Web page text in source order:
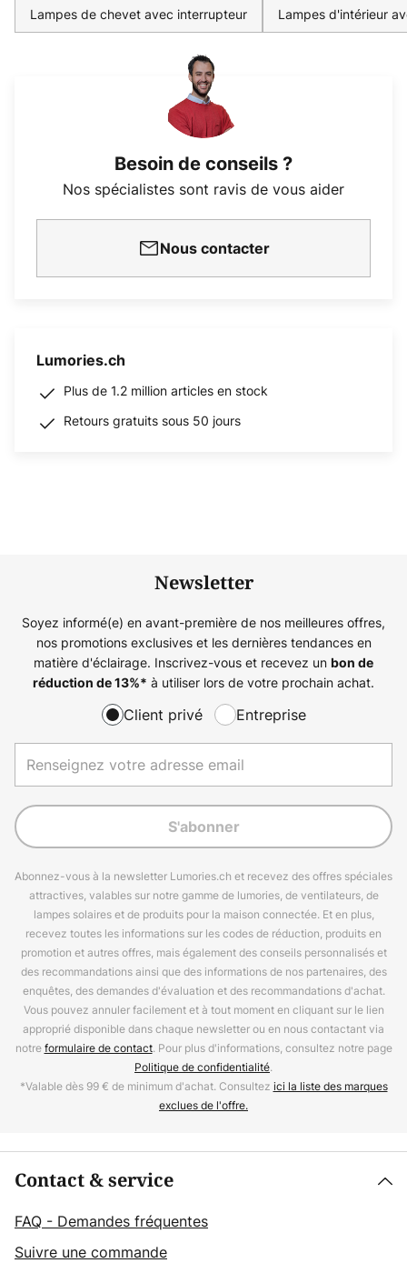
Lampes de chevet avec interrupteur Lampes d'intérieur
Besoin de conseils ?
Nos spécialistes sont ravis de vous aider
Nous contacter
Lumories.ch
Plus de 1.2 million articles en stock
Retours gratuits sous 50 jours
Newsletter
Soyez informé(e) en avant-première de nos meilleures offres,
nos promotions exclusives et les dernières tendances en
matière d'éclairage. Inscrivez-vous et recevez un bon de
réduction de13%* à utiliser lors de votre prochain achat.
Client privé Entreprise
S'abonner
Abonnez-vous à la newsletter Lumories.ch et recevez des offres spéciales
attractives, valables sur notre gamme de lumories, de ventilateurs, de
lampes solaires et de produits pour la maison connectée. Et en plus,
recevez toutes les informations sur les codes de réduction, produits en
promotion et autres offres, mais également des conseils personnalisés et
des recommandations ainsi que des informations de nos partenaires, des
enquêtes, des demandes d'évaluation et des recommandations d'achat.
Vous pouvez annuler facilement et à tout moment en cliquant sur le lien
approprié disponible dans chaque newsletter ou en nous contactant via
notreformulaire de contact. Pour plus d'informations, consultez notre page
Politique de confidentialité.
*Valable dès 99 € de minimum d'achat. Consultez ici la liste des marques
exclues de l'offre.
Contact & service
FAQ - Demandes fréquentes
Suivre une commande